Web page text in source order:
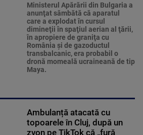
Ministerul Apărării din Bulgaria a
anunţat sâmbătă că aparatul
care a explodat în cursul
dimineţii în spaţiul aerian al ţării,
în apropiere de graniţa cu
România şi de gazoductul
transbalcanic, era probabil o
dronă momeală ucraineană de tip
Maya.
Ambulanță atacată cu
topoarele în Cluj, după un
zvon pe TikTok că „fură